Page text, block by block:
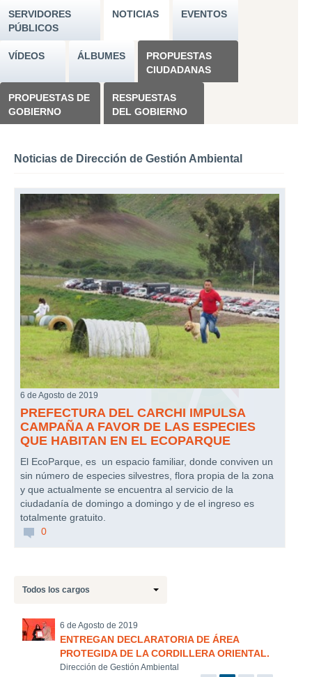
SERVIDORES
PÚBLICOS
NOTICIAS EVENTOS
VÍDEOS ÁLBUMES
PROPUESTAS
CIUDADANAS
PROPUESTAS DE
GOBIERNO
RESPUESTAS
DEL GOBIERNO
Noticias de Dirección de Gestión Ambiental
6 de Agosto de 2019
PREFECTURA DEL CARCHI IMPULSA
CAMPAÑA A FAVOR DE LAS ESPECIES
QUE HABITAN EN EL ECOPARQUE
El EcoParque, es un espacio familiar, donde conviven un
sin número de especies silvestres, flora propia de la zona
y que actualmente se encuentra al servicio de la
ciudadanía de domingo a domingo y de el ingreso es
totalmente gratuito.
0
Todos los cargos
6 de Agosto de 2019
ENTREGAN DECLARATORIA DE ÁREA
PROTEGIDA DE LA CORDILLERA ORIENTAL.
Dirección de Gestión Ambiental